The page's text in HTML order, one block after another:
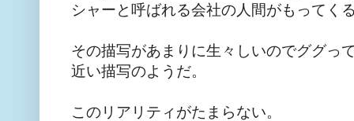
シャーと呼ばれる会社の人間がもってく
その描写があまりに生々しいのでググっ
近い描写のようだ。
このリアリティがたまらない。